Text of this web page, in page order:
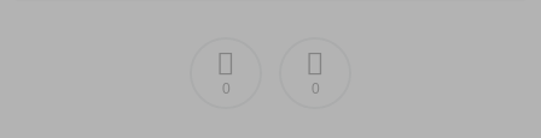
0 0